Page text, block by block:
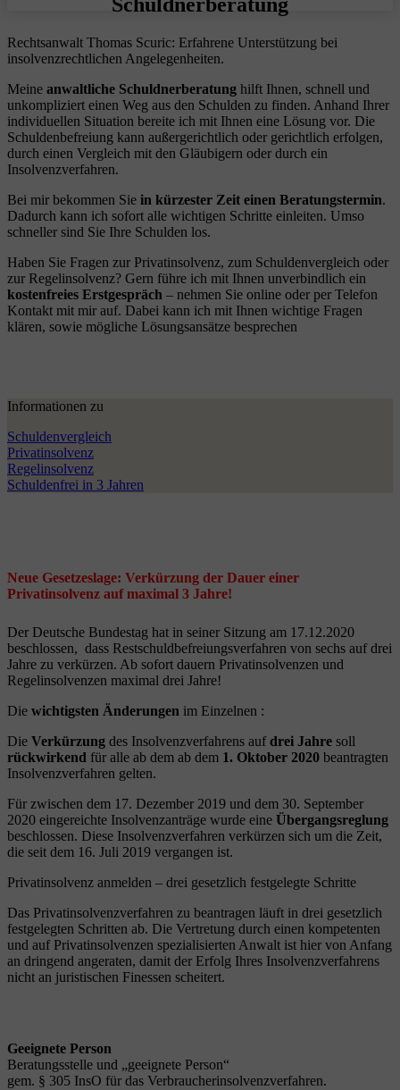
Schuldnerberatung
Rechtsanwalt Thomas Scuric: Erfahrene Unterstützung bei
insolvenzrechtlichen Angelegenheiten.
Meine anwaltliche Schuldnerberatung hilft Ihnen, schnell und
unkompliziert einen Weg aus den Schulden zu finden. Anhand Ihrer
individuellen Situation bereite ich mit Ihnen eine Lösung vor. Die
Schuldenbefreiung kann außergerichtlich oder gerichtlich erfolgen,
durch einen Vergleich mit den Gläubigern oder durch ein
Insolvenzverfahren.
Bei mir bekommen Sie in kürzester Zeit einen Beratungstermin.
Dadurch kann ich sofort alle wichtigen Schritte einleiten. Umso
schneller sind Sie Ihre Schulden los.
Haben Sie Fragen zur Privatinsolvenz, zum Schuldenvergleich oder
zur Regelinsolvenz? Gern führe ich mit Ihnen unverbindlich ein
kostenfreies Erstgespräch – nehmen Sie online oder per Telefon
Kontakt mit mir auf. Dabei kann ich mit Ihnen wichtige Fragen
klären, sowie mögliche Lösungsansätze besprechen
Informationen zu
Schuldenvergleich
Privatinsolvenz
Regelinsolvenz
Schuldenfrei in 3 Jahren
Neue Gesetzeslage: Verkürzung der Dauer einer
Privatinsolvenz auf maximal 3 Jahre!
Der Deutsche Bundestag hat in seiner Sitzung am 17.12.2020
beschlossen, dass Restschuldbefreiungsverfahren von sechs auf drei
Jahre zu verkürzen. Ab sofort dauern Privatinsolvenzen und
Regelinsolvenzen maximal drei Jahre!
Die wichtigsten Änderungen im Einzelnen :
Die Verkürzung des Insolvenzverfahrens aufdrei Jahre soll
rückwirkend für alle ab dem ab dem 1. Oktober 2020 beantragten
Insolvenzverfahren gelten.
Für zwischen dem 17. Dezember 2019 und dem 30. September
2020 eingereichte Insolvenzanträge wurde eine Übergangsreglung
beschlossen. Diese Insolvenzverfahren verkürzen sich um die Zeit,
die seit dem 16. Juli 2019 vergangen ist.
Privatinsolvenz anmelden – drei gesetzlich festgelegte Schritte
Das Privatinsolvenzverfahren zu beantragen läuft in drei gesetzlich
festgelegten Schritten ab. Die Vertretung durch einen kompetenten
und auf Privatinsolvenzen spezialisierten Anwalt ist hier von Anfang
an dringend angeraten, damit der Erfolg Ihres Insolvenzverfahrens
nicht an juristischen Finessen scheitert.
Geeignete Person
Beratungsstelle und „geeignete Person“
gem. § 305 InsO für das Verbraucherinsolvenzverfahren.